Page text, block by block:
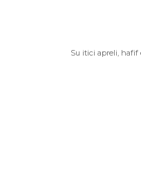
Su itici apreli, hafif